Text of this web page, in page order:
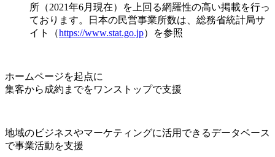
所（2021年6月現在）を上回る網羅性の高い掲載を行っ
ております。日本の民営事業所数は、総務省統計局サ
イト（https://www.stat.go.jp）を参照
ホームページを起点に
集客から成約までをワンストップで支援
地域のビジネスやマーケティングに活用できるデータベース
で事業活動を支援